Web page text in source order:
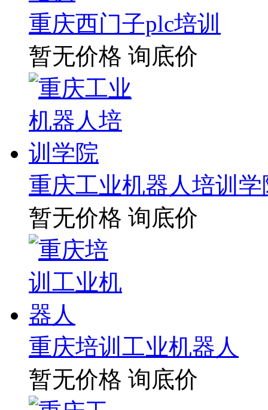
重庆西门子plc培训
暂无价格 询底价
重庆工业机器人培训学
暂无价格 询底价
重庆培训工业机器人
暂无价格 询底价